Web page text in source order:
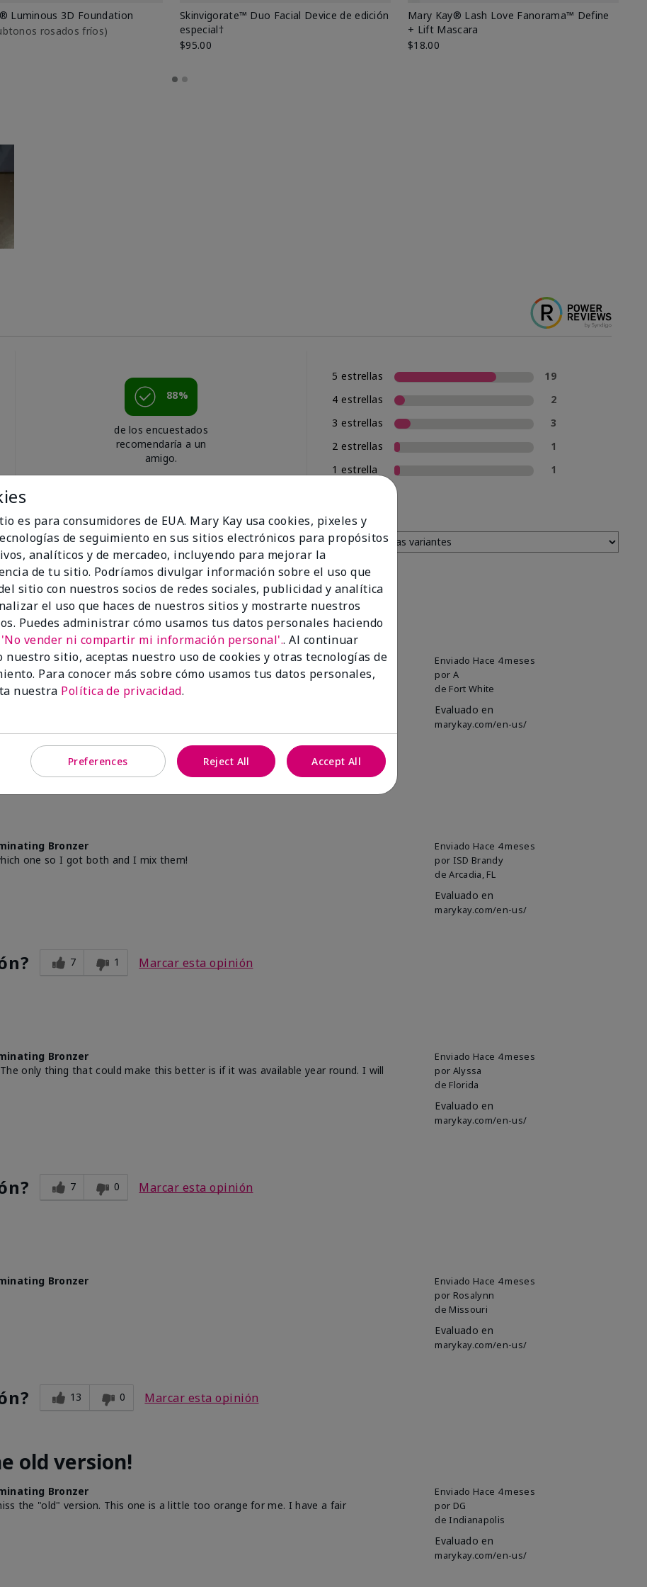
Luminous 3D Foundation
rosados fríos)
Skinvigorate™ Duo Facial Device de edición
especial†
$95.00
Mary Kay® Lash Love Fanorama™ Define
+ Lift Mascara
$18.00
88%
de los encuestados
recomendaría a un
amigo.
5 estrellas
19
4 estrellas
2
3 estrellas
3
2 estrellas
1
1 estrella
1
Enviado Hace 4 meses
por A
de Fort White
Evaluado en
marykay.com/en-us/
Bronzer
Marcar esta opinión
Enviado Hace 4 meses
por ISD Brandy
de Arcadia, FL
Evaluado en
marykay.com/en-us/
Bronzer
one so I got both and I mix them!
7 1 Marcar esta opinión
Enviado Hace 4 meses
por Alyssa
de Florida
Evaluado en
marykay.com/en-us/
Bronzer
only thing that could make this better is if it was available year round. I will
7 0 Marcar esta opinión
Enviado Hace 4 meses
por Rosalynn
de Missouri
Evaluado en
marykay.com/en-us/
Bronzer
13 0 Marcar esta opinión
old version!
Enviado Hace 4 meses
por DG
de Indianapolis
Evaluado en
marykay.com/en-us/
Bronzer
the "old" version. This one is a little too orange for me. I have a fair
es para consumidores de EUA. Mary Kay usa cookies, pixeles y
de seguimiento en sus sitios electrónicos para propósitos
analíticos y de mercadeo, incluyendo para mejorar la
de tu sitio. Podríamos divulgar información sobre el uso que
sitio con nuestros socios de redes sociales, publicidad y analítica
el uso que haces de nuestros sitios y mostrarte nuestros
Puedes administrar cómo usamos tus datos personales haciendo
'No vender ni compartir mi información personal'.. Al continuar
nuestro sitio, aceptas nuestro uso de cookies y otras tecnologías de
Para conocer más sobre cómo usamos tus datos personales,
nuestra Política de privacidad.
Preferences Reject All Accept All